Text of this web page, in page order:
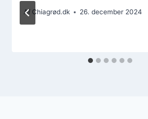
Af Chiagrød.dk 26. december 2024